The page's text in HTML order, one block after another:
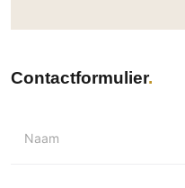
Contactformulier
Naam